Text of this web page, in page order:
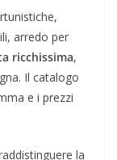
arredo per
ricchissima,
Il catalogo
e i prezzi
la